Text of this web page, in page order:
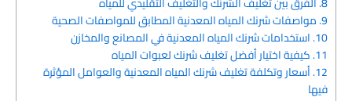
9. مواصفات شرنك المياه المعدنية المطابق للمواصفات الصحية
10. استخدامات شرنك المياه المعدنية في المصانع والمخازن
11. كيفية اختيار أفضل تغليف شرنك لعبوات المياه
12. أسعار وتكلفة تغليف شرنك المياه المعدنية والعوامل المؤثرة
فيها